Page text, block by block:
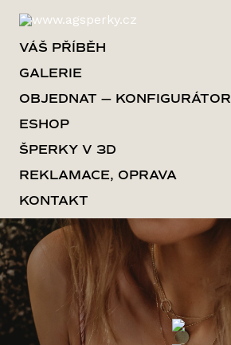
VÁŠ PŘÍBĚH
GALERIE
OBJEDNAT — KONFIGURÁTOR
ESHOP
ŠPERKY V 3D
REKLAMACE, OPRAVA
KONTAKT